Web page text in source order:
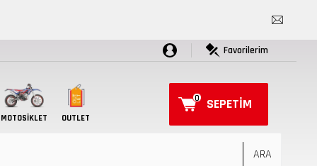
Favorilerim
MOTOSIKLET OUTLET
SEPETIM
0